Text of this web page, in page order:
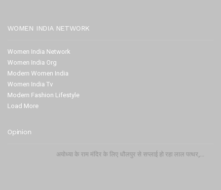
WOMEN INDIA NETWORK
Women India Network
Women India Org
Modern Women India
Women India Tv
Modern Fashion Lifestyle
Load More
Opinion
अयोध्या के राम मंदिर के लिए धौलपुर से सप्लाई हो रहा लाल पत्थर,…